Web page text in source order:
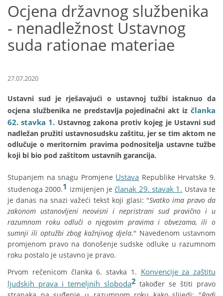
Ocjena državnog službenika
- nenadležnost Ustavnog
suda rationae materiae
27.07.2020
Ustavni sud je rješavajući o ustavnoj tužbi istaknuo da
ocjena službenika ne predstavlja pojedinačni akt iz članka
62. stavka 1. Ustavnog zakona protiv kojeg je Ustavni sud
nadležan pružiti ustavnosudsku zaštitu, jer se tim aktom ne
odlučuje o meritornim pravima podnositelja ustavne tužbe
koji bi bio pod zaštitom ustavnih garancija.
Stupanjem na snagu Promjene Ustava Republike Hrvatske 9.
studenoga 2000.1 izmijenjen je članak 29. stavak 1. Ustava te
je danas na snazi važeći tekst koji glasi: "Svatko ima pravo da
zakonom ustanovljeni neovisni i nepristrani sud pravično i u
razumnom roku odluči o njegovim pravima i obvezama, ili o
sumnji ili optužbi zbog kažnjivog djela." Navedenom ustavnom
promjenom pravo na donošenje sudske odluke u razumnom
roku postalo je ustavno je pravo.
Prvom rečenicom članka 6. stavka 1. Konvencije za zaštitu
ljudskih prava i temeljnih sloboda2 također se štiti pravo